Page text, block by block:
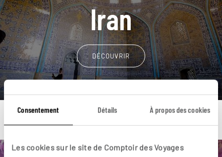
Consentement Détails À propos des cookies
Les cookies sur le site de Comptoir des Voyages
Iran
DÉCOUVRIR